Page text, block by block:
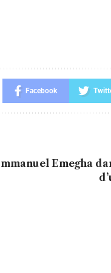
Facebook
Emegha